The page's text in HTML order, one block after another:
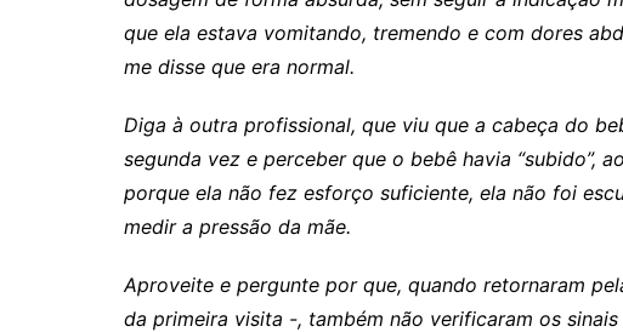
que ela estava vomitando, tremendo e com dores
me disse que era normal.
Diga à outra profissional, que viu que a cabeça do
segunda vez e perceber que o bebê havia “subido”,
porque ela não fez esforço suficiente, ela não foi
medir a pressão da mãe.
Aproveite e pergunte por que, quando retornaram
da primeira visita -, também não verificaram os